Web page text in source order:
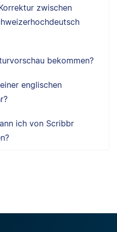
zwischen
bekommen?
englischen
ich von Scribbr